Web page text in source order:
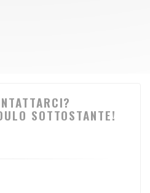
SOTTOSTANTE!